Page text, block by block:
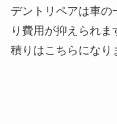
デントリペアは車の
り費用が抑えられ
積りはこちらになり